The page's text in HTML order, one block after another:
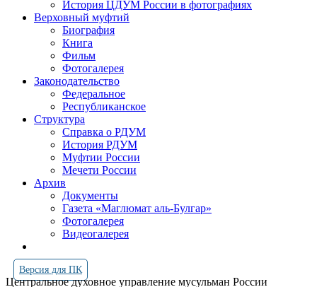
История ЦДУМ России в фотографиях
Верховный муфтий
Биография
Книга
Фильм
Фотогалерея
Законодательство
Федеральное
Республиканское
Структура
Справка о РДУМ
История РДУМ
Муфтии России
Мечети России
Архив
Документы
Газета «Маглюмат аль-Булгар»
Фотогалерея
Видеогалерея
Версия для ПК
Центральное духовное управление мусульман России